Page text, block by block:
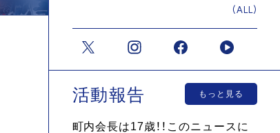
(ALL)
活動報告 もっと見る
町内会長は17歳！！このニュースに